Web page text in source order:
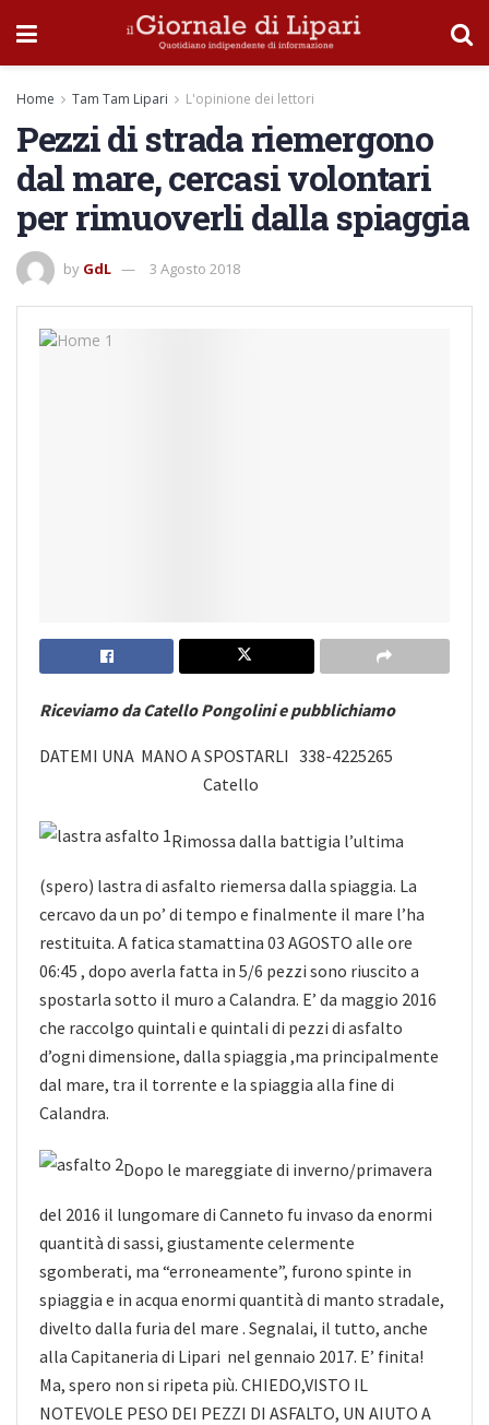
Home Tam Tam Lipari L'opinione dei lettori
Pezzi di strada riemergono
dal mare, cercasi volontari
per rimuoverli dalla spiaggia
by GdL 3 Agosto 2018
Riceviamo da Catello Pongolini e pubblichiamo
DATEMI UNA MANO A SPOSTARLI 338-4225265
Catello
Rimossa dalla battigia l’ultima
(spero) lastra di asfalto riemersa dalla spiaggia. La
cercavo da un po’ di tempo e finalmente il mare l’ha
restituita. A fatica stamattina 03 AGOSTO alle ore
06:45 , dopo averla fatta in 5/6 pezzi sono riuscito a
spostarla sotto il muro a Calandra. E’ da maggio 2016
che raccolgo quintali e quintali di pezzi di asfalto
d’ogni dimensione, dalla spiaggia ,ma principalmente
dal mare, tra il torrente e la spiaggia alla fine di
Calandra.
Dopo le mareggiate di inverno/primavera
del 2016 il lungomare di Canneto fu invaso da enormi
quantità di sassi, giustamente celermente
sgomberati, ma “erroneamente”, furono spinte in
spiaggia e in acqua enormi quantità di manto stradale,
divelto dalla furia del mare . Segnalai, il tutto, anche
alla Capitaneria di Lipari nel gennaio 2017. E’ finita!
Ma, spero non si ripeta più. CHIEDO,VISTO IL
NOTEVOLE PESO DEI PEZZI DI ASFALTO, UN AIUTO A